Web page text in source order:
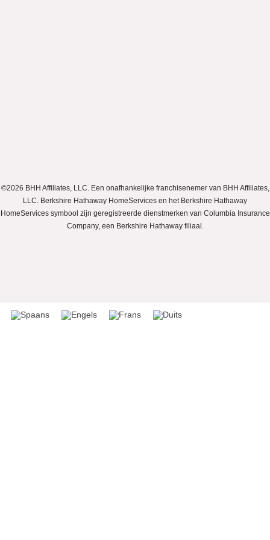
©2026 BHH Affiliates, LLC. Een onafhankelijke franchisenemer van BHH Affiliates,
LLC. Berkshire Hathaway HomeServices en het Berkshire Hathaway
HomeServices symbool zijn geregistreerde dienstmerken van Columbia Insurance
Company, een Berkshire Hathaway filiaal.